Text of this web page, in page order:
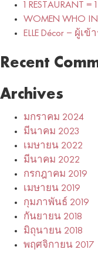
1 RESTAURANT
WOMEN WHO
ELLE Décor – ผู้
Recent
Archives
มกราคม 2024
มีนาคม 2023
เมษายน 2022
มีนาคม 2022
กรกฎาคม 2019
เมษายน 2019
กุมภาพันธ์ 2019
กันยายน 2018
มิถุนายน 2018
พฤศจิกายน 2017